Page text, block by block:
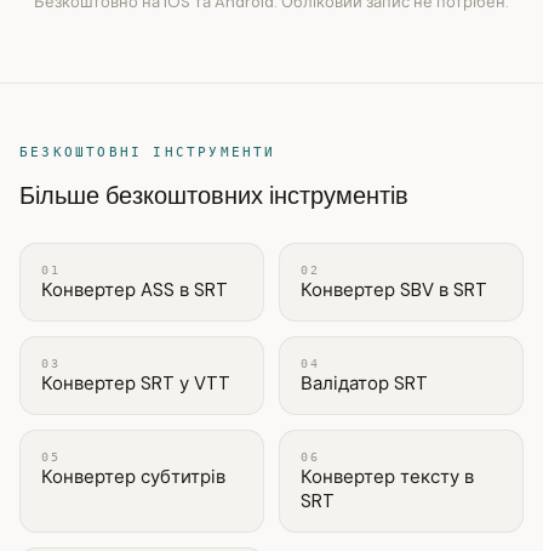
БЕЗКОШТОВНІ ІНСТРУМЕНТИ
Більше безкоштовних інструментів
01
Конвертер ASS в SRT
02
Конвертер SBV в SRT
03
Конвертер SRT у VTT
04
Валідатор SRT
05
Конвертер субтитрів
06
Конвертер тексту в
SRT